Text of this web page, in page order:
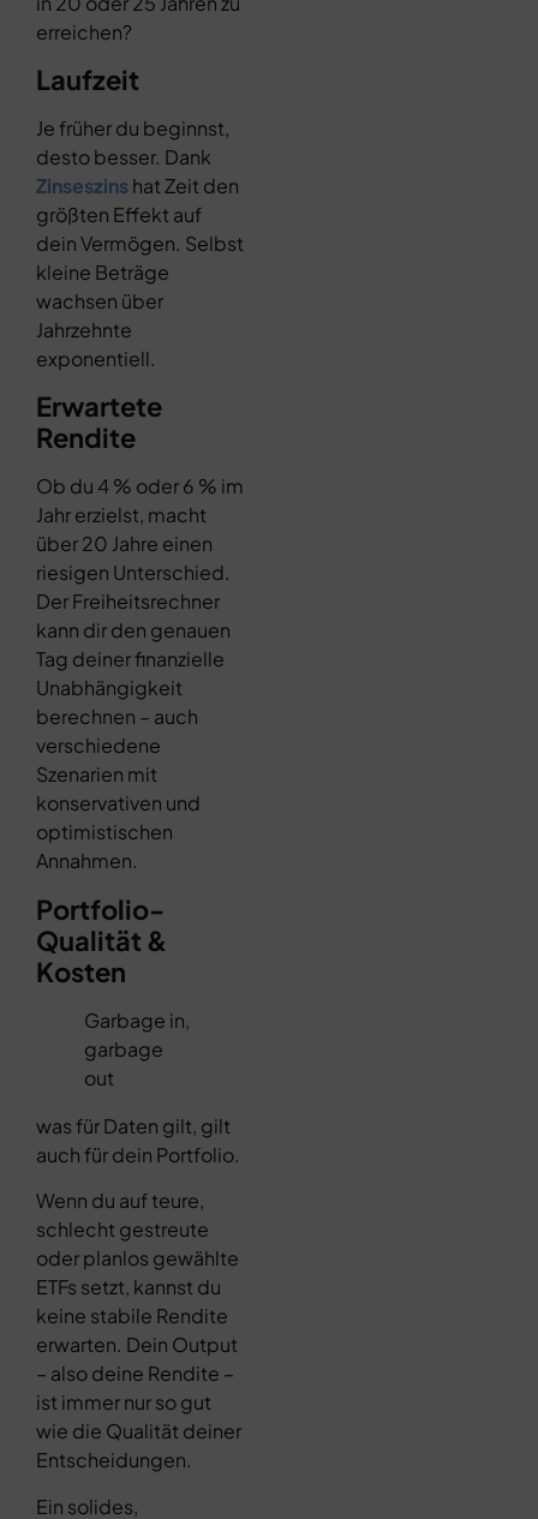
erreichen?
Laufzeit
Je früher du beginnst,
desto besser. Dank
Zinseszinshat Zeit den
größten Effekt auf
dein Vermögen. Selbst
kleine Beträge
wachsen über
Jahrzehnte
exponentiell.
Erwartete
Rendite
Ob du 4 % oder 6 % im
Jahr erzielst, macht
über 20 Jahre einen
riesigen Unterschied.
Der Freiheitsrechner
kann dir den genauen
Tag deiner finanzielle
Unabhängigkeit
berechnen – auch
verschiedene
Szenarien mit
konservativen und
optimistischen
Annahmen.
Portfolio-
Qualität &
Kosten
Garbage in,
garbage
out
was für Daten gilt, gilt
auch für dein Portfolio.
Wenn du auf teure,
schlecht gestreute
oder planlos gewählte
ETFs setzt, kannst du
keine stabile Rendite
erwarten. Dein Output
– also deine Rendite –
ist immer nur so gut
wie die Qualität deiner
Entscheidungen.
Ein solides,